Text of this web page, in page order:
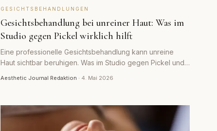
GESICHTSBEHANDLUNGEN
Gesichtsbehandlung bei unreiner Haut: Was im
Studio gegen Pickel wirklich hilft
Eine professionelle Gesichtsbehandlung kann unreine
Haut sichtbar beruhigen. Was im Studio gegen Pickel und
Aesthetic Journal Redaktion · 4. Mai 2026